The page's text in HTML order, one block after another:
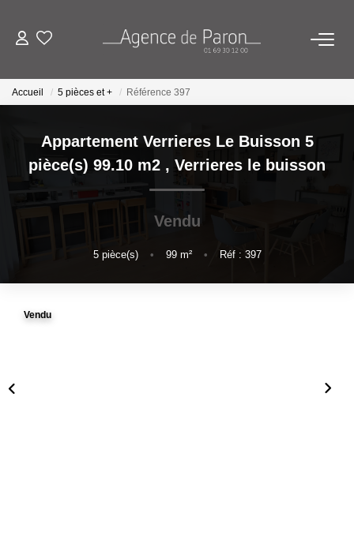
ACHETER
BIENS VENDUS
ESTIMATION
Estimez Votre Bien En Ligne
Demandez Votre Estimation À L'agence
Accueil 5 pièces et + Référence 397
Appartement Verrieres Le Buisson 5
pièce(s) 99.10 m2 , Verrieres le buisson
Vendu
5pièce(s) • 99m² • Réf : 397
Vendu